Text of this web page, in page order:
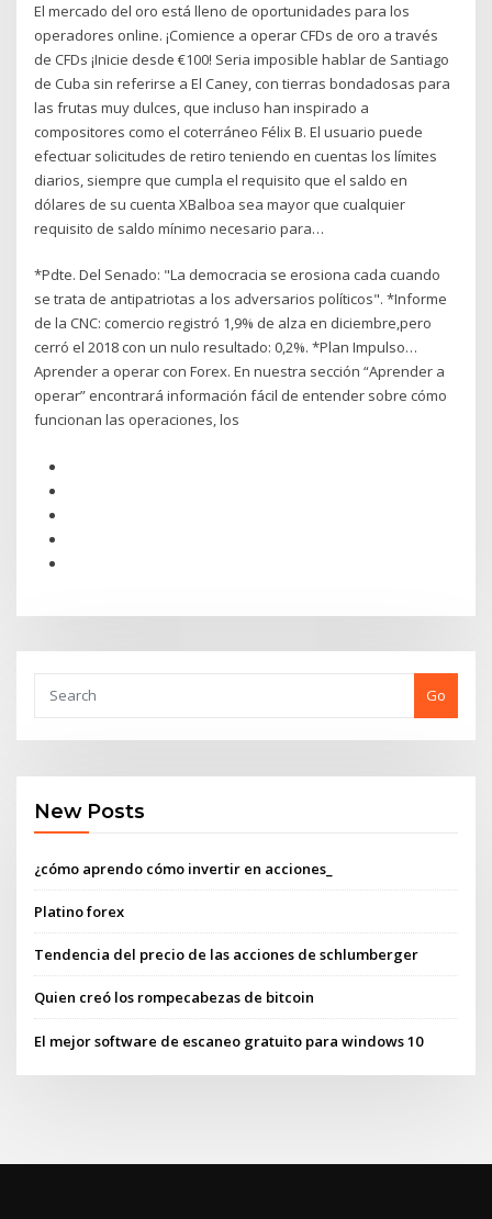
El mercado del oro está lleno de oportunidades para los
operadores online. ¡Comience a operar CFDs de oro a través
de CFDs ¡Inicie desde €100! Seria imposible hablar de Santiago
de Cuba sin referirse a El Caney, con tierras bondadosas para
las frutas muy dulces, que incluso han inspirado a
compositores como el coterráneo Félix B. El usuario puede
efectuar solicitudes de retiro teniendo en cuentas los límites
diarios, siempre que cumpla el requisito que el saldo en
dólares de su cuenta XBalboa sea mayor que cualquier
requisito de saldo mínimo necesario para…
*Pdte. Del Senado: "La democracia se erosiona cada cuando
se trata de antipatriotas a los adversarios políticos". *Informe
de la CNC: comercio registró 1,9% de alza en diciembre,pero
cerró el 2018 con un nulo resultado: 0,2%. *Plan Impulso…
Aprender a operar con Forex. En nuestra sección “Aprender a
operar” encontrará información fácil de entender sobre cómo
funcionan las operaciones, los
Go
New Posts
¿cómo aprendo cómo invertir en acciones_
Platino forex
Tendencia del precio de las acciones de schlumberger
Quien creó los rompecabezas de bitcoin
El mejor software de escaneo gratuito para windows 10